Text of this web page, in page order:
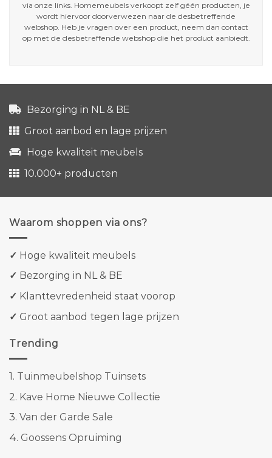
via onze links. Homemeubels verkoopt zelf géén producten, je
wordt hiervoor doorverwezen naar de desbetreffende
webshop. Heb je vragen over een product, neem dan contact
op met de desbetreffende webshop die het product aanbiedt.
Bezorging in NL & BE
Groot aanbod en lage prijzen
Hoge kwaliteit meubels
10.000+ producten
Waarom shoppen via ons?
✓ Hoge kwaliteit meubels
✓ Bezorging in NL & BE
✓ Klanttevredenheid staat voorop
✓ Groot aanbod tegen lage prijzen
Trending
1. Tuinmeubelshop Tuinsets
2. Kave Home Nieuwe Collectie
3. Van der Garde Sale
4. Goossens Opruiming